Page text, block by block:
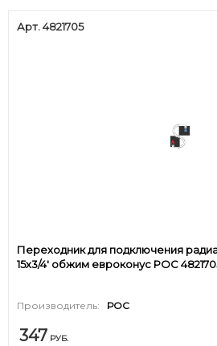
Арт. 4821705
Переходник для подключения
15х3/4' обжим евроконус РОС
Производитель: РОС
347 РУБ.